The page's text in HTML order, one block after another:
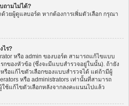
ถามไม่ได้?
วยผู้ดูแลบอร์ด หากต้องการเพิ่มตัวเลือก กรุณา
ไร?
หรือ admin ของบอร์ด สามารถแก้ไขแบบ
กของหัวข้อ (ซึ่งจะมีแบบสำรวจอยู่ในนั้น). ถ้ายัง
อแก้ไขตัวเลือกของแบบสำรวจได้ แต่ถ้ามีผู้
หรือ administrators เท่านั้นที่สามารถ
ช้แก้ไขตัวเลือกหลังจากลงคะแนนไปแล้ว